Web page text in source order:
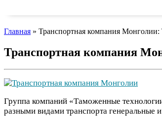
Главная » Транспортная компания
Транспортная компания
Группа компаний «Таможенные
разными видами транспорта генеральные